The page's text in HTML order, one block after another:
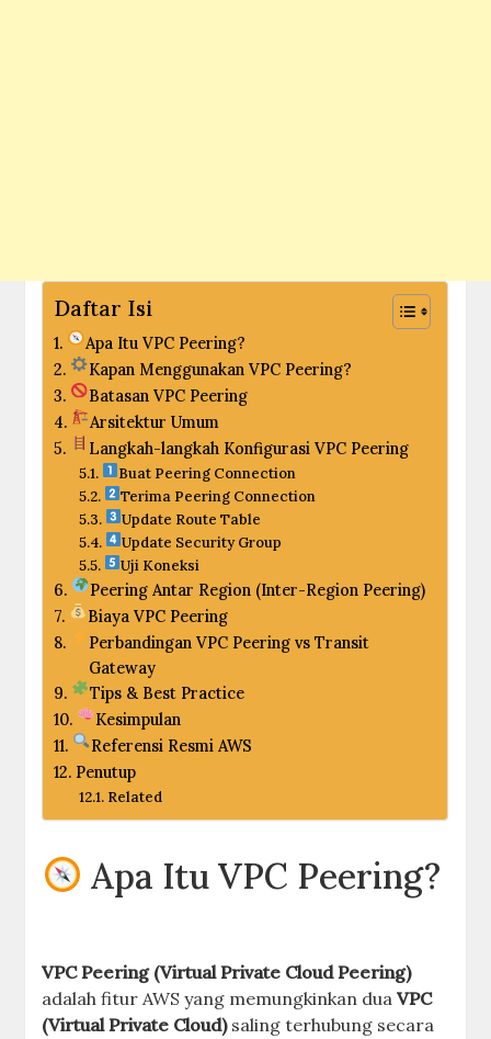
Daftar Isi
Apa Itu VPC Peering?
Kapan Menggunakan VPC Peering?
Batasan VPC Peering
Arsitektur Umum
Langkah-langkah Konfigurasi VPC Peering
Buat Peering Connection
Terima Peering Connection
Update Route Table
Update Security Group
Uji Koneksi
Peering Antar Region (Inter-Region Peering)
Biaya VPC Peering
Perbandingan VPC Peering vs Transit
Gateway
Tips & Best Practice
Kesimpulan
Referensi Resmi AWS
Penutup
Related
Apa Itu VPC Peering?
VPC Peering (Virtual Private Cloud Peering)
adalah fitur AWS yang memungkinkan duaVPC
(Virtual Private Cloud)saling terhubung secara